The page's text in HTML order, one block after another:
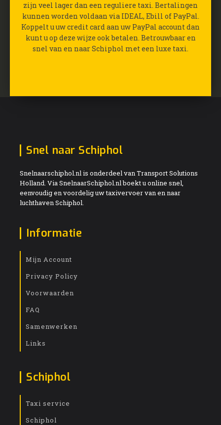
zijn veel lager dan een reguliere taxi. Bertalingen
kunnen worden voldaan via IDEAL, Ebill of PayPal.
Koppelt u uw credit card aan uw PayPal account dan
kunt u op deze wijze ook betalen. Betrouwbaar en
snel van en naar Schiphol met een luxe taxi.
Snel naar Schiphol
Snelnaarschiphol.nl is onderdeel van Transport Solutions
Holland. Via SnelnaarSchiphol.nl boekt u online snel,
eenvoudig en voordelig uw taxivervoer van en naar
luchthaven Schiphol.
Informatie
Mijn Account
Privacy Policy
Voorwaarden
FAQ
Samenwerken
Links
Schiphol
Taxi service
Schiphol